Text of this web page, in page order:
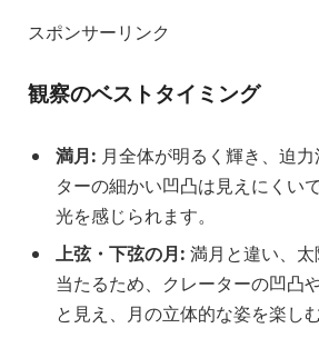
スポンサーリンク
観察のベストタイミング
満月: 月全体が明るく輝き、迫
ターの細かい凹凸は見えにくい
光を感じられます。
上弦・下弦の月: 満月と違い、
当たるため、クレーターの凹凸
と見え、月の立体的な姿を楽し